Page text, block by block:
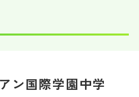
ン国際学園中学